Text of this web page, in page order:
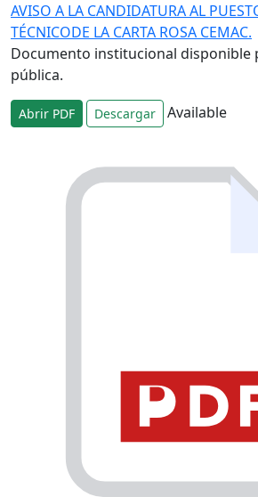
AVISO A LA CANDIDATURA AL
TÉCNICODE LA CARTA ROSA CEMAC.
Documento institucional disponible
pública.
Abrir PDF Descargar Available